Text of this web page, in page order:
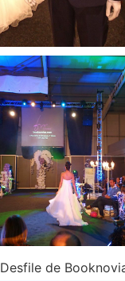
Desfile de